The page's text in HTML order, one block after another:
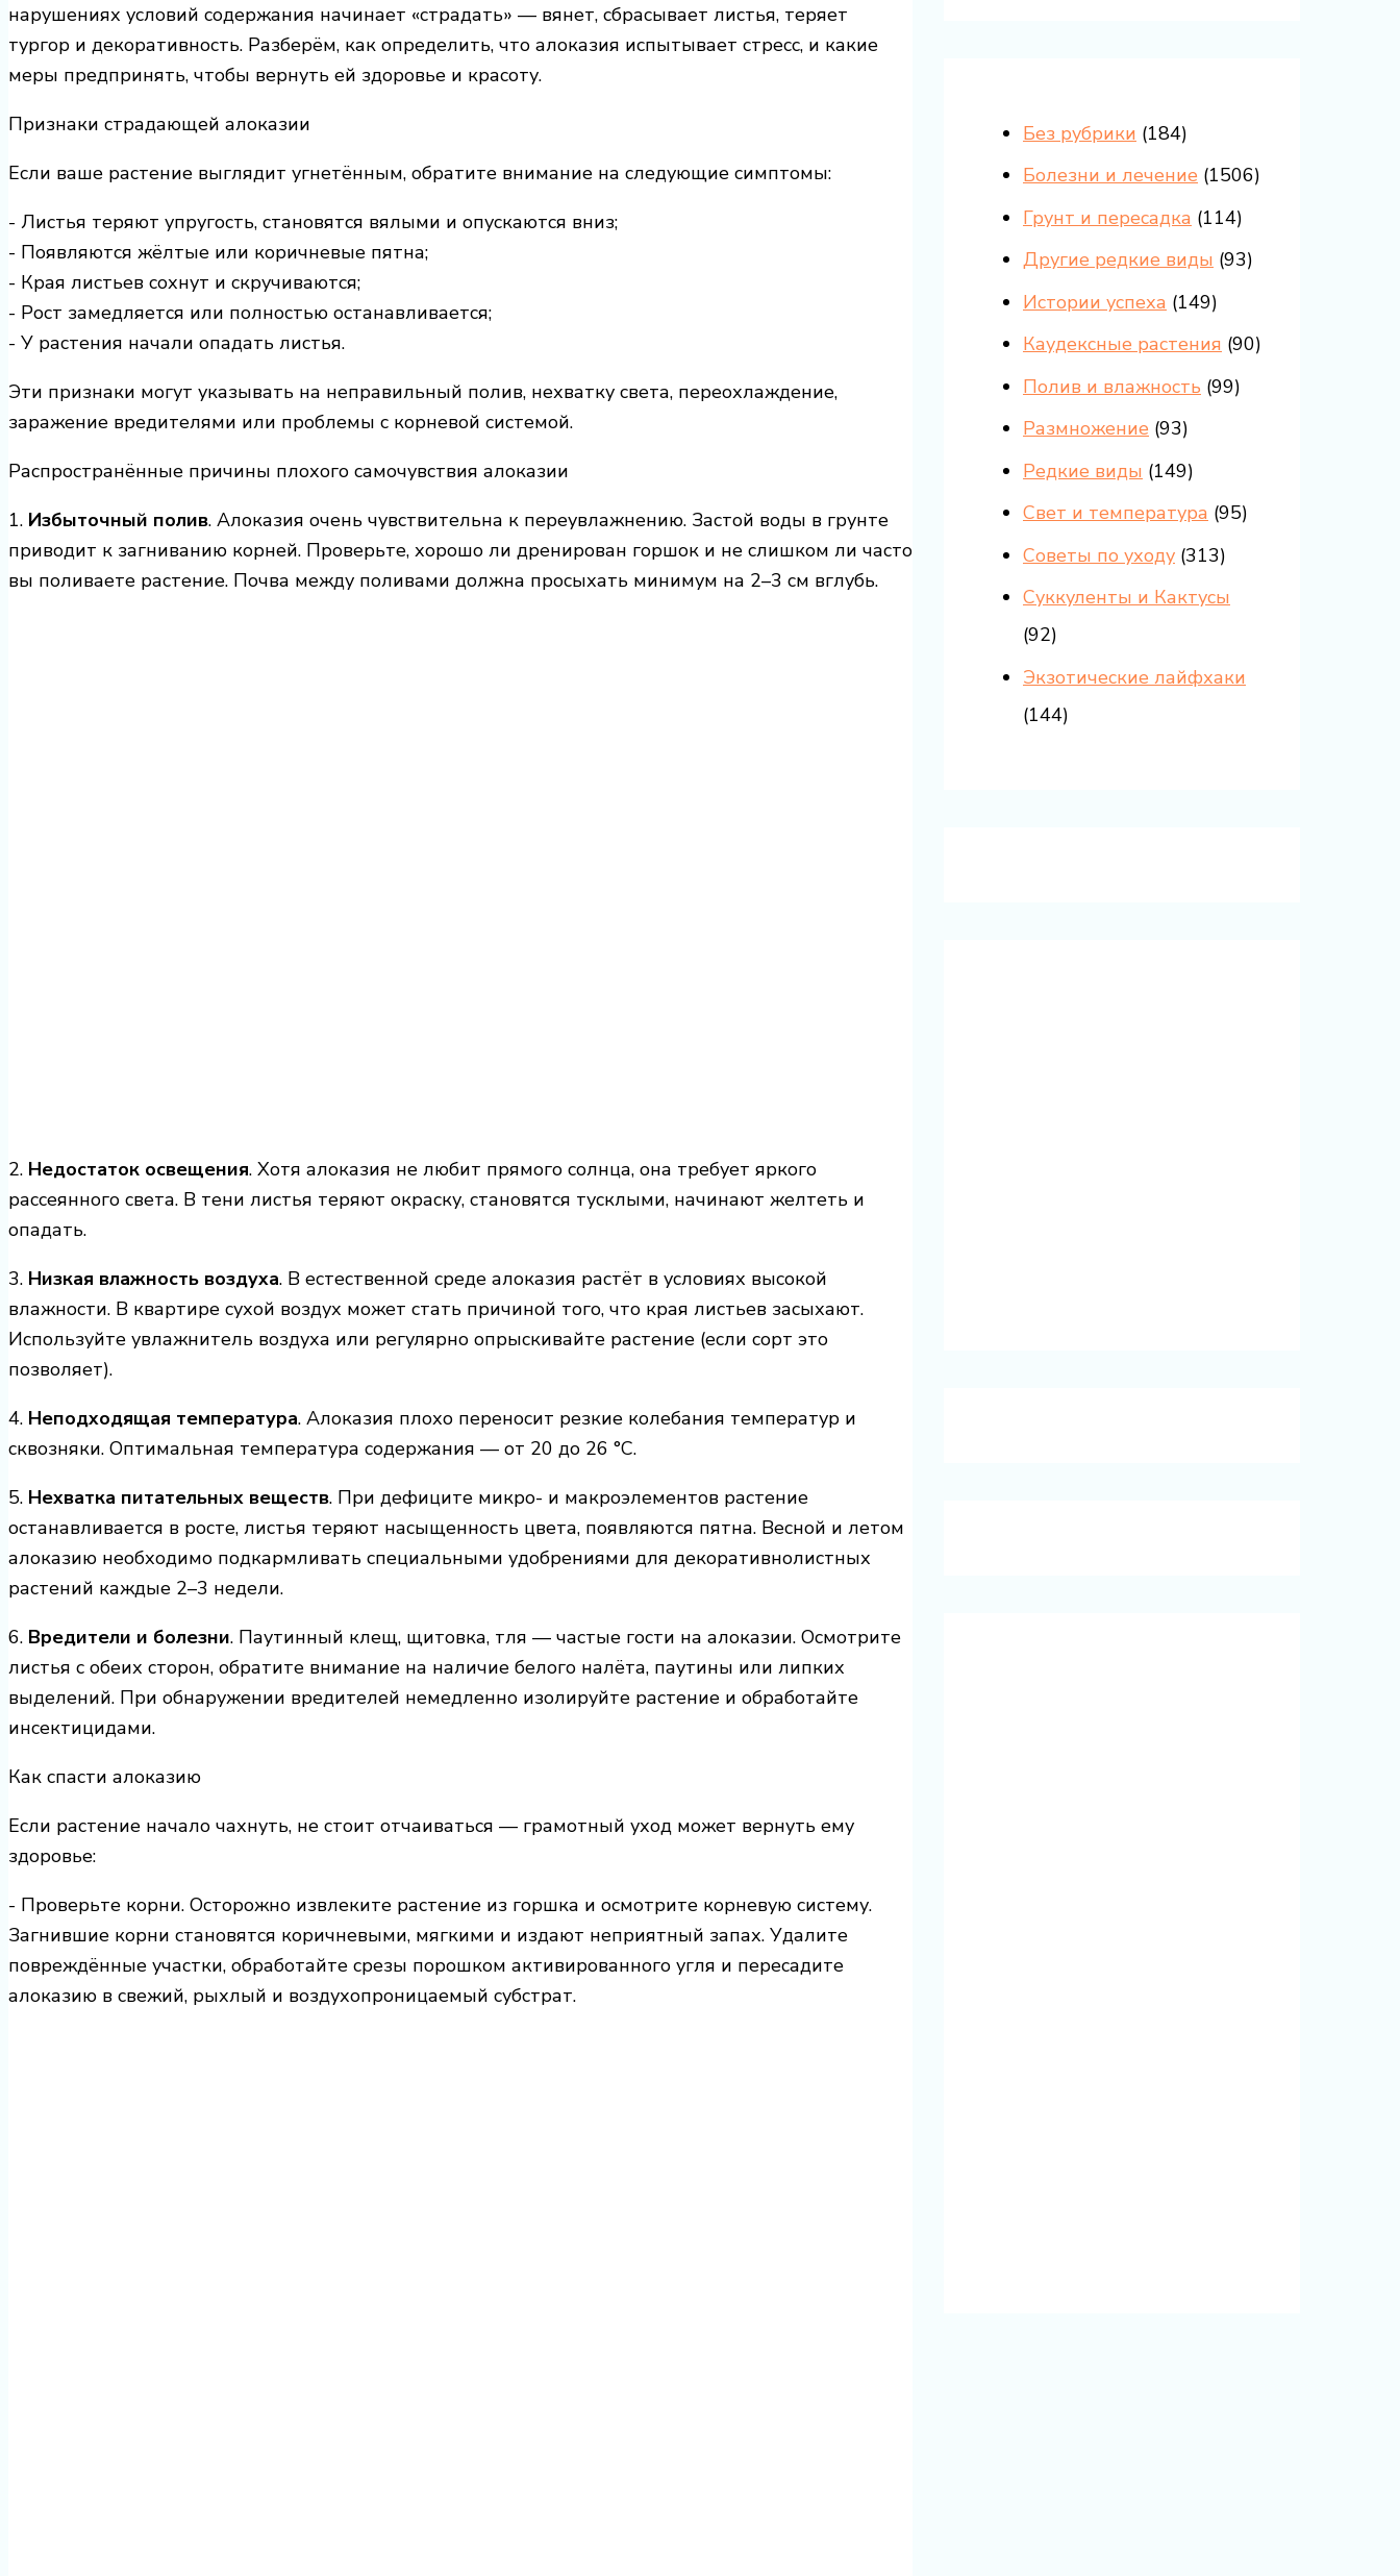
нарушениях условий содержания начинает «страдать» — вянет, сбрасывает листья, теряет
тургор и декоративность. Разберём, как определить, что алоказия испытывает стресс, и какие
меры предпринять, чтобы вернуть ей здоровье и красоту.
Признаки страдающей алоказии
Если ваше растение выглядит угнетённым, обратите внимание на следующие симптомы:
- Листья теряют упругость, становятся вялыми и опускаются вниз;
- Появляются жёлтые или коричневые пятна;
- Края листьев сохнут и скручиваются;
- Рост замедляется или полностью останавливается;
- У растения начали опадать листья.
Эти признаки могут указывать на неправильный полив, нехватку света, переохлаждение,
заражение вредителями или проблемы с корневой системой.
Распространённые причины плохого самочувствия алоказии
1. Избыточный полив. Алоказия очень чувствительна к переувлажнению. Застой воды в грунте
приводит к загниванию корней. Проверьте, хорошо ли дренирован горшок и не слишком ли часто
вы поливаете растение. Почва между поливами должна просыхать минимум на 2–3 см вглубь.
2. Недостаток освещения. Хотя алоказия не любит прямого солнца, она требует яркого
рассеянного света. В тени листья теряют окраску, становятся тусклыми, начинают желтеть и
опадать.
3. Низкая влажность воздуха. В естественной среде алоказия растёт в условиях высокой
влажности. В квартире сухой воздух может стать причиной того, что края листьев засыхают.
Используйте увлажнитель воздуха или регулярно опрыскивайте растение (если сорт это
позволяет).
4. Неподходящая температура. Алоказия плохо переносит резкие колебания температур и
сквозняки. Оптимальная температура содержания — от 20 до 26 °C.
5. Нехватка питательных веществ. При дефиците микро- и макроэлементов растение
останавливается в росте, листья теряют насыщенность цвета, появляются пятна. Весной и летом
алоказию необходимо подкармливать специальными удобрениями для декоративнолистных
растений каждые 2–3 недели.
6. Вредители и болезни. Паутинный клещ, щитовка, тля — частые гости на алоказии. Осмотрите
листья с обеих сторон, обратите внимание на наличие белого налёта, паутины или липких
выделений. При обнаружении вредителей немедленно изолируйте растение и обработайте
инсектицидами.
Как спасти алоказию
Если растение начало чахнуть, не стоит отчаиваться — грамотный уход может вернуть ему
здоровье:
- Проверьте корни. Осторожно извлеките растение из горшка и осмотрите корневую систему.
Загнившие корни становятся коричневыми, мягкими и издают неприятный запах. Удалите
повреждённые участки, обработайте срезы порошком активированного угля и пересадите
алоказию в свежий, рыхлый и воздухопроницаемый субстрат.
Без рубрики (184)
Болезни и лечение (1506)
Грунт и пересадка (114)
Другие редкие виды (93)
Истории успеха (149)
Каудексные растения (90)
Полив и влажность (99)
Размножение (93)
Редкие виды (149)
Свет и температура (95)
Советы по уходу (313)
Суккуленты и Кактусы
(92)
Экзотические лайфхаки
(144)